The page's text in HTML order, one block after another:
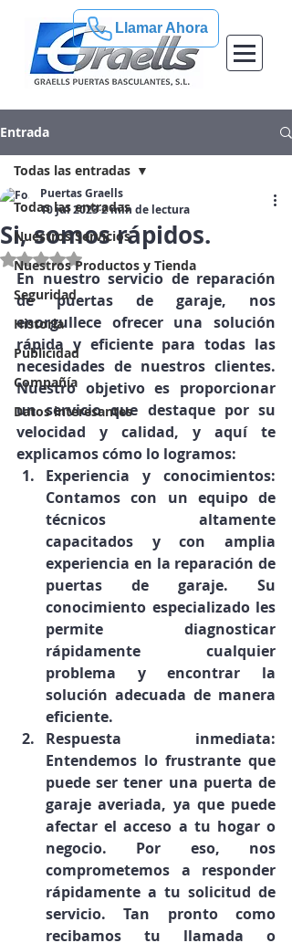
Llamar Ahora
Entrada
Todas las entradas
Nuestros Servicios
Nuestros Productos y Tienda
Seguridad
Historia
Publicidad
Compañía
Datos interesantes
Todas las entradas
Si, somos rápidos.
Puertas Graells
10 jul 20232 min de lectura
Obtuvo NaN de 5 estrellas.
En nuestro servicio de reparación
de puertas de garaje, nos
enorgullece ofrecer una solución
rápida y eficiente para todas las
necesidades de nuestros clientes.
Nuestro objetivo es proporcionar
un servicio que destaque por su
velocidad y calidad, y aquí te
explicamos cómo lo logramos:
Experiencia y conocimientos:
Contamos con un equipo de
técnicos altamente
capacitados y con amplia
experiencia en la reparación de
puertas de garaje. Su
conocimiento especializado les
permite diagnosticar
rápidamente cualquier
problema y encontrar la
solución adecuada de manera
eficiente.
Respuesta inmediata:
Entendemos lo frustrante que
puede ser tener una puerta de
garaje averiada, ya que puede
afectar el acceso a tu hogar o
negocio. Por eso, nos
comprometemos a responder
rápidamente a tu solicitud de
servicio. Tan pronto como
recibamos tu llamada o